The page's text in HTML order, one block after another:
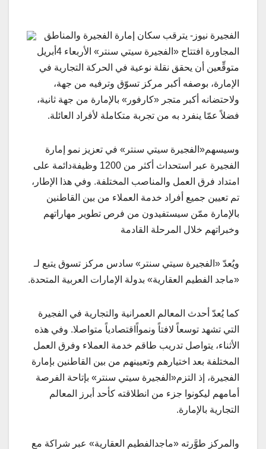
الفجيرة نيوز- يترقب سكان إمارة الفجيرة والمناطق
المجاورة افتتاح «الفجيرة سيتي سنتر» الأربعاء 4أبريل
متوقِّعين أن يحقق نقلة نوعية في الحركة التجارية في
الإمارة، بوصفه أكبر مركز تسوّق وترفيه من جهة،
ولاحتضانه أكبر متجر «كارفور» بالإمارة من جهة ثانية،
فضلاً عمّا ينفرد به من تجربة متكاملة لأفراد العائلة.
وسيسهم«الفجيرة سيتي سنتر» في تعزيز نمو إمارة
الفجيرة عبر استحداث أكثر من 1200 وظيفةدائمة على
امتداد فرق العمل والمناصب المختلفة. وفي هذا الإطار،
تم تعيين جميع أفراد خدمة العملاء من بين القاطنين
بالإمارة ممّن سيستفيدون من فرص تطوير مهاراتهم
وخبراتهم خلال المرحلة القادمة
ويُعدّ «الفجيرة سيتي سنتر» سادس مركز تسوق يتبع لـ
«ماجد الفطيم العقارية» بدولة الإمارات العربية المتحدة.
كما يُعدّ أحدث المعالم العمرانية والتجارية في الفجيرة
التي تشهد توسعاً لافتاً ونمواًاقتصادياً متواصلا. وفي هذه
الأثناء، يتواصل تدريب طاقم خدمة العملاء وفرق العمل
المختلفة بعد اختيارهم وتعيينهم من بين القاطنين بإمارة
الفجيرة، إذ التزم«الفجيرة سيتي سنتر» بإتاحة الفرصة
أمامهم ليكونوا جزء من انطلاقته كأحد أبرز المعالم
التجارية بالإمارة.
والمركز طوَّرته «ماجدالفطيم العقارية» عبر شراكة مع